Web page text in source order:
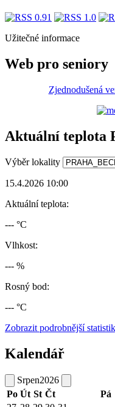
Užitečné informace
Web pro seniory
Zjednodušená
Aktuální teplota
Výběr lokality
15.4.2026 10:00
Aktuální teplota:
--- °C
Vlhkost:
--- %
Rosný bod:
--- °C
Zobrazit podrobnější
Kalendář
Srpen2026
Po Út St Čt Pá